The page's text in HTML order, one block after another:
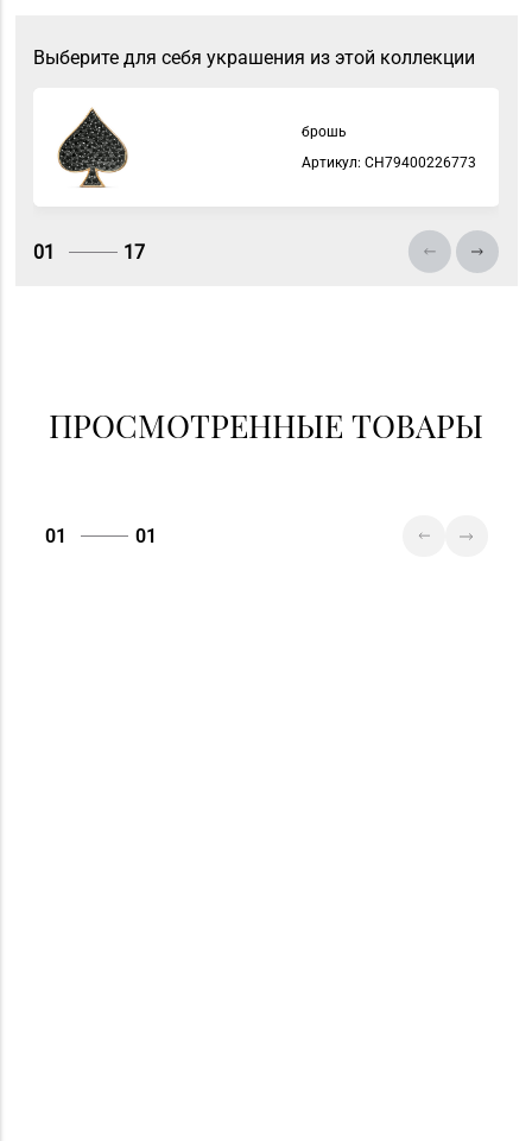
Выберите для себя украшения из этой коллекции
брошь
Артикул: СH79400226773
01 17
ПРОСМОТРЕННЫЕ ТОВАРЫ
01 01